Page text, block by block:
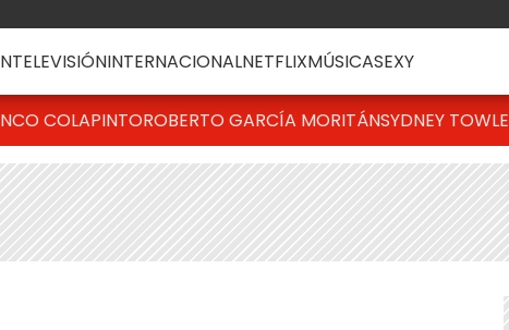
TELEVISIÓNINTERNACIONALNETFLIXMÚSICASEXY
COLAPINTOROBERTO GARCÍA MORITÁNSYDNEY TOWLE